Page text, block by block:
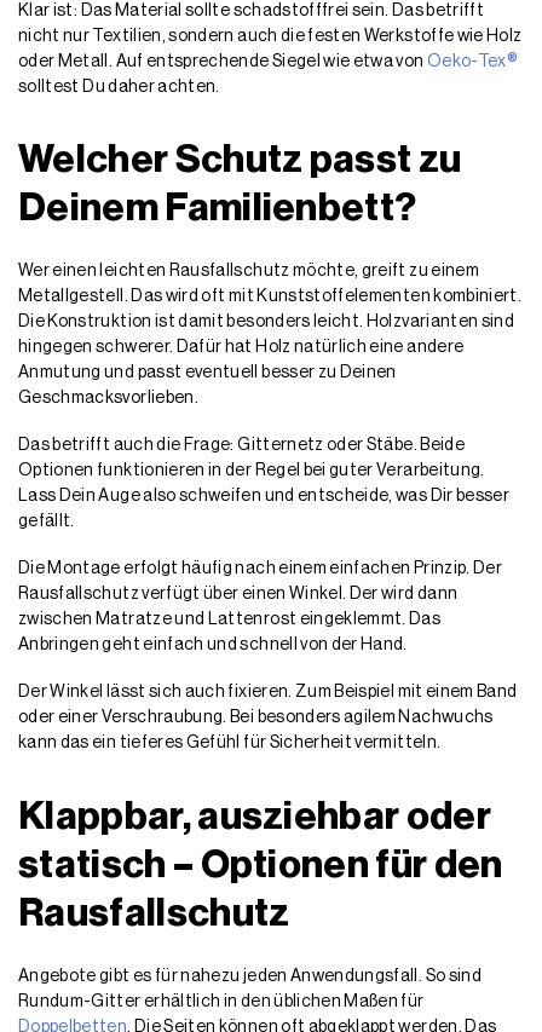
Klar ist: Das Material sollte schadstofffrei sein. Das betrifft
nicht nur Textilien, sondern auch die festen Werkstoffe wie Holz
oder Metall. Auf entsprechende Siegel wie etwa von Oeko-Tex®
solltest Du daher achten.
Welcher Schutz passt zu
Deinem Familienbett?
Wer einen leichten Rausfallschutz möchte, greift zu einem
Metallgestell. Das wird oft mit Kunststoffelementen kombiniert.
Die Konstruktion ist damit besonders leicht. Holzvarianten sind
hingegen schwerer. Dafür hat Holz natürlich eine andere
Anmutung und passt eventuell besser zu Deinen
Geschmacksvorlieben.
Das betrifft auch die Frage: Gitternetz oder Stäbe. Beide
Optionen funktionieren in der Regel bei guter Verarbeitung.
Lass Dein Auge also schweifen und entscheide, was Dir besser
gefällt.
Die Montage erfolgt häufig nach einem einfachen Prinzip. Der
Rausfallschutz verfügt über einen Winkel. Der wird dann
zwischen Matratze und Lattenrost eingeklemmt. Das
Anbringen geht einfach und schnell von der Hand.
Der Winkel lässt sich auch fixieren. Zum Beispiel mit einem Band
oder einer Verschraubung. Bei besonders agilem Nachwuchs
kann das ein tieferes Gefühl für Sicherheit vermitteln.
Klappbar, ausziehbar oder
statisch – Optionen für den
Rausfallschutz
Angebote gibt es für nahezu jeden Anwendungsfall. So sind
Rundum-Gitter erhältlich in den üblichen Maßen für
Doppelbetten . Die Seiten können oft abgeklappt werden. Das